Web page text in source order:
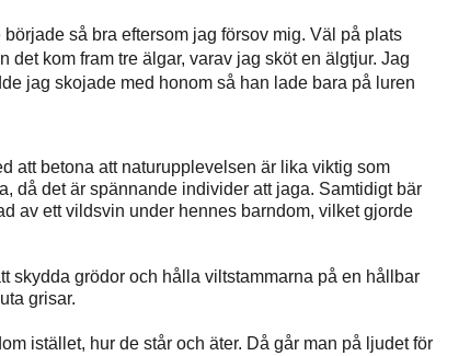
så bra eftersom jag försov mig. Väl på plats
det kom fram tre älgar, varav jag sköt en älgtjur. Jag
jag skojade med honom så han lade bara på luren
att betona att naturupplevelsen är lika viktig som
då det är spännande individer att jaga. Samtidigt bär
av ett vildsvin under hennes barndom, vilket gjorde
skydda grödor och hålla viltstammarna på en hållbar
grisar.
istället, hur de står och äter. Då går man på ljudet för